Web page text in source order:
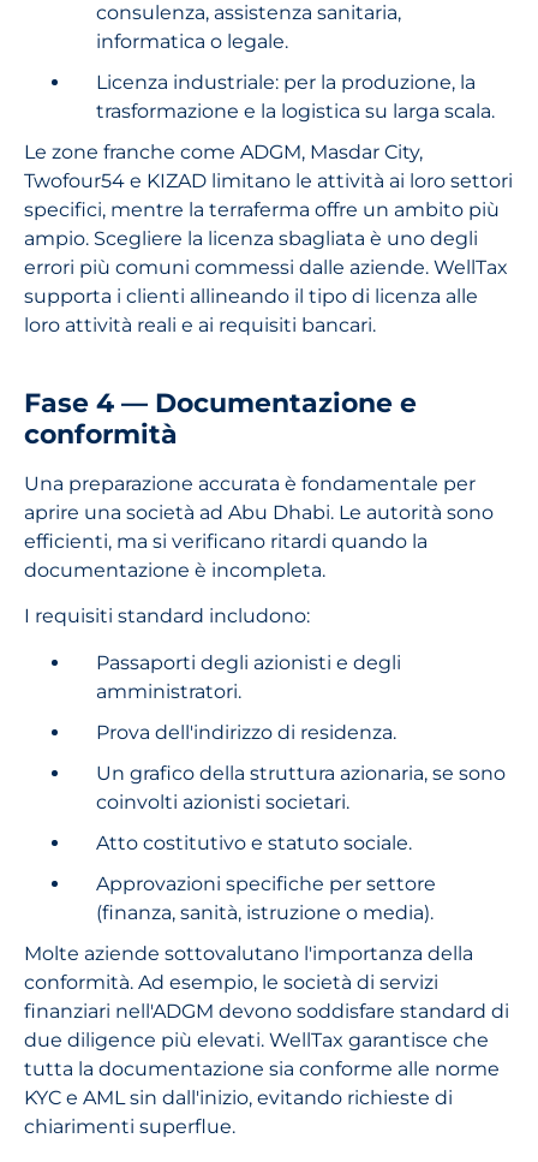
consulenza, assistenza sanitaria,
informatica o legale.
Licenza industriale: per la produzione, la
trasformazione e la logistica su larga scala.
Le zone franche come ADGM, Masdar City,
Twofour54 e KIZAD limitano le attività ai loro settori
specifici, mentre la terraferma offre un ambito più
ampio. Scegliere la licenza sbagliata è uno degli
errori più comuni commessi dalle aziende. WellTax
supporta i clienti allineando il tipo di licenza alle
loro attività reali e ai requisiti bancari.
Fase 4 — Documentazione e
conformità
Una preparazione accurata è fondamentale per
aprire una società ad Abu Dhabi. Le autorità sono
efficienti, ma si verificano ritardi quando la
documentazione è incompleta.
I requisiti standard includono:
Passaporti degli azionisti e degli
amministratori.
Prova dell'indirizzo di residenza.
Un grafico della struttura azionaria, se sono
coinvolti azionisti societari.
Atto costitutivo e statuto sociale.
Approvazioni specifiche per settore
(finanza, sanità, istruzione o media).
Molte aziende sottovalutano l'importanza della
conformità. Ad esempio, le società di servizi
finanziari nell'ADGM devono soddisfare standard di
due diligence più elevati. WellTax garantisce che
tutta la documentazione sia conforme alle norme
KYC e AML sin dall'inizio, evitando richieste di
chiarimenti superflue.